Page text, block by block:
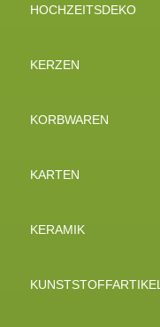
HOCHZEITSDEKO
KERZEN
KORBWAREN
KARTEN
KERAMIK
KUNSTSTOFFARTIKEL